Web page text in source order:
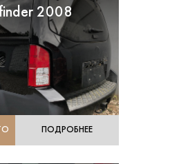
2008
ПОДРОБНЕЕ